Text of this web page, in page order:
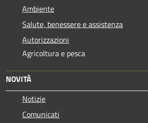
Ambiente
Salute, benessere e assistenza
Autorizzazioni
Agricoltura e pesca
NOVITÀ
Notizie
Comunicati